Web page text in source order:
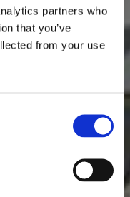
partners who
that you’ve
from your use